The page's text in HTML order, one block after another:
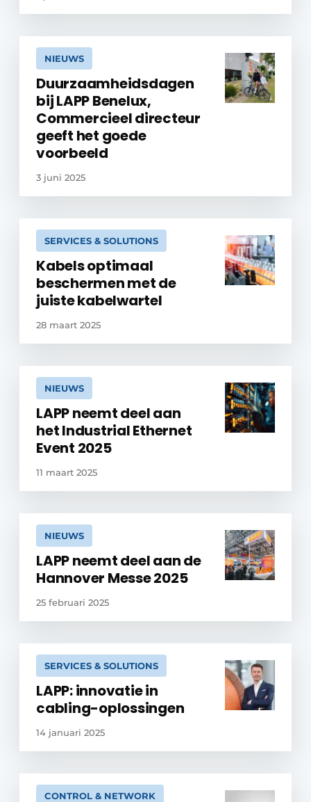
NIEUWS
Duurzaamheidsdagen
bij LAPP Benelux,
Commercieel directeur
geeft het goede
voorbeeld
3 juni 2025
SERVICES & SOLUTIONS
Kabels optimaal
beschermen met de
juiste kabelwartel
28 maart 2025
NIEUWS
LAPP neemt deel aan
het Industrial Ethernet
Event 2025
11 maart 2025
NIEUWS
LAPP neemt deel aan de
Hannover Messe 2025
25 februari 2025
SERVICES & SOLUTIONS
LAPP: innovatie in
cabling-oplossingen
14 januari 2025
CONTROL & NETWORK